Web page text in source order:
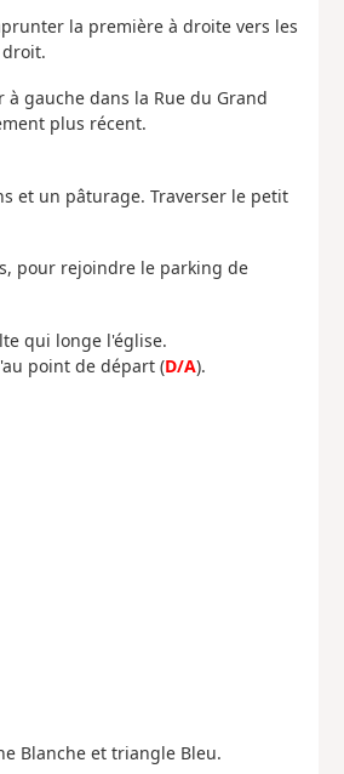
la première à droite vers les
gauche dans la Rue du Grand
plus récent.
et un pâturage. Traverser le petit
pour rejoindre le parking de
qui longe l'église.
point de départ (D/A).
Blanche et triangle Bleu.